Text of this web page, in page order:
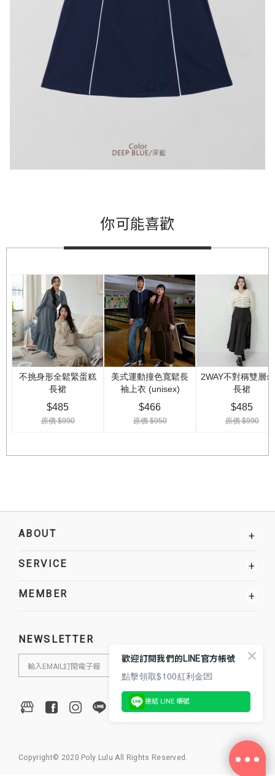
你可能喜歡
ABOUT +
SERVICE +
MEMBER +
NEWSLETTER
Copyright© 2020 Poly Lulu All Rights Reserved.
歡迎訂閱我們的LINE官方帳號
點擊領取$100紅利金💌
連結 LINE 帳號